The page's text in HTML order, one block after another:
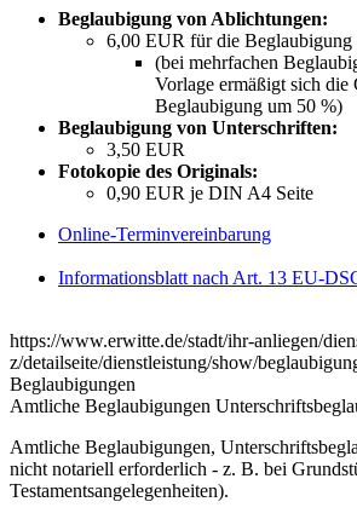
Beglaubigung von Ablichtungen:
6,00 EUR für die
(bei mehrfachen
Vorlage ermäßigt sich die
Beglaubigung um 50 %)
Beglaubigung von Unterschriften:
3,50 EUR
Fotokopie des Originals:
0,90 EUR je DIN A4 Seite
Online-Terminvereinbarung
Informationsblatt nach Art. 13 EU-
https://www.erwitte.de/stadt/ihr-anliegen/
z/detailseite/dienstleistung/show/
Beglaubigungen
Amtliche Beglaubigungen
Amtliche Beglaubigungen,
nicht notariell erforderlich - z. B. bei
Testamentsangelegenheiten).